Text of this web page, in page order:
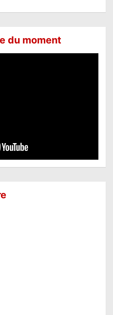
du moment